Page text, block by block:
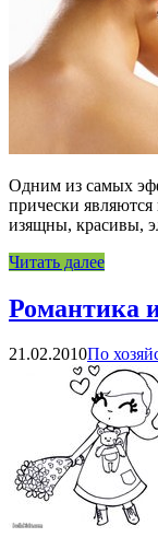
Одним из самых
прически
изящны, красивы,
Читать далее
Романтика
21.02.2010По